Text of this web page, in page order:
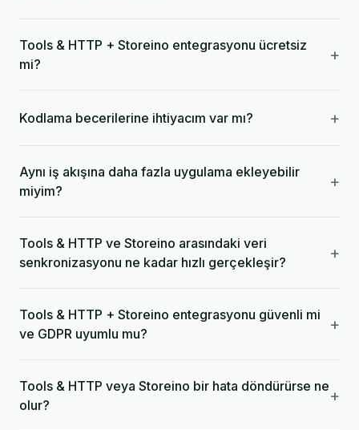
Tools & HTTP + Storeino entegrasyonu ücretsiz
mi?
+
Kodlama becerilerine ihtiyacım var mı? +
Aynı iş akışına daha fazla uygulama ekleyebilir
miyim?
+
Tools & HTTP ve Storeino arasındaki veri
senkronizasyonu ne kadar hızlı gerçekleşir?
+
Tools & HTTP + Storeino entegrasyonu güvenli mi
ve GDPR uyumlu mu?
+
Tools & HTTP veya Storeino bir hata döndürürse ne
olur?
+